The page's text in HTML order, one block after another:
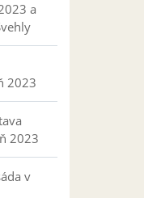
a
2023
2023
v